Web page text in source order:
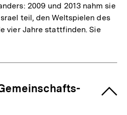
2009 und 2013 nahm sie
teil, den Weltspielen des
vier Jahre stattfinden. Sie